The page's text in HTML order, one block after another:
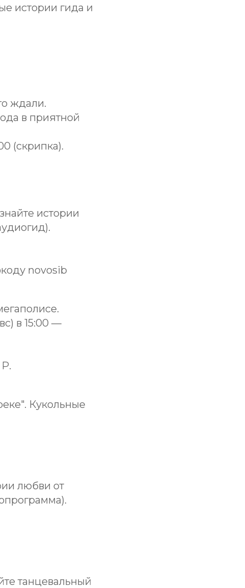
истории гида и
ждали.
в приятной
(скрипка).
истории
novosib
в 15:00 —
Кукольные
любви от
танцевальный